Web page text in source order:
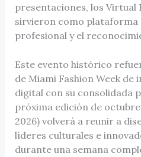
presentaciones, los Virtual
sirvieron como plataforma
profesional y el
Este evento histórico
de Miami Fashion Week
digital con su consolidada
próxima edición de
2026) volverá a reunir a
líderes culturales e
durante una semana